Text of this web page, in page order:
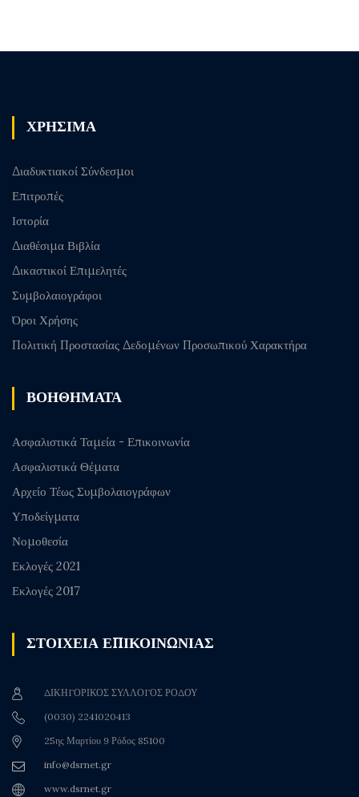
ΧΡΗΣΙΜΑ
Διαδυκτιακοί Σύνδεσμοι
Επιτροπές
Ιστορία
Διαθέσιμα Βιβλία
Δικαστικοί Επιμελητές
Συμβολαιογράφοι
Όροι Χρήσης
Πολιτική Προστασίας Δεδομένων Προσωπικού Χαρακτήρα
ΒΟΗΘΗΜΑΤΑ
Ασφαλιστικά Ταμεία - Επικοινωνία
Ασφαλιστικά Θέματα
Αρχείο Τέως Συμβολαιογράφων
Υποδείγματα
Νομοθεσία
Εκλογές 2021
Εκλογές 2017
ΣΤΟΙΧΕΙΑ ΕΠΙΚΟΙΝΩΝΙΑΣ
ΔΙΚΗΓΟΡΙΚΟΣ ΣΥΛΛΟΓΟΣ ΡΟΔΟΥ
(0030) 2241020413
25ης Μαρτίου 9 Ρόδος 85100
info@dsrnet.gr
www.dsrnet.gr